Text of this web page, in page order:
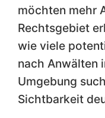
möchten mehr
Rechtsgebiet
wie viele
nach Anwälten
Umgebung
Sichtbarkeit